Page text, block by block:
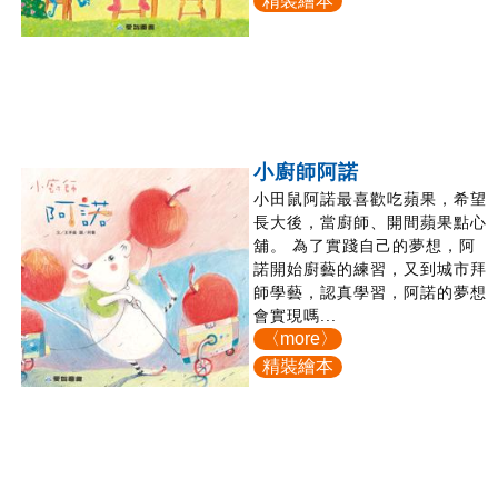
小廚師阿諾
小田鼠阿諾最喜歡吃蘋果，希望
長大後，當廚師、開間蘋果點心
舖。 為了實踐自己的夢想，阿
諾開始廚藝的練習，又到城市拜
師學藝，認真學習，阿諾的夢想
會實現嗎...
〈more〉
精裝繪本